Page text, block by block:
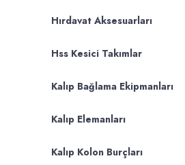
Hırdavat Aksesuarları
Hss Kesici Takımlar
Kalıp Bağlama Ekipmanları
Kalıp Elemanları
Kalıp Kolon Burçları